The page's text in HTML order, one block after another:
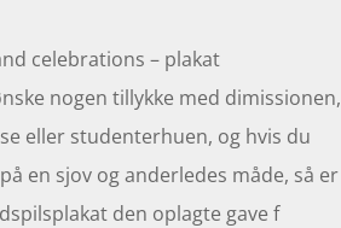
celebrations – plakat
nogen tillykke med dimissionen,
eller studenterhuen, og hvis du
en sjov og anderledes måde, så er
den oplagte gave f